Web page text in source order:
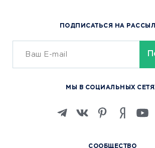
Сервисы доставки
ОБУЧЕНИЕ И РАБОТА
Изучение иностранных
СООБЩЕСТВО
ПОДПИСАТЬСЯ НА
МЫ В СОЦИАЛЬНЫХ